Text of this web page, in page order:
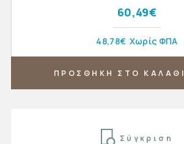
60,49€
48,78€ Χωρίς ΦΠΑ
ΠΡΟΣΘΗΚΗ ΣΤΟ ΚΑΛΑΘΙ
Σύγκριση